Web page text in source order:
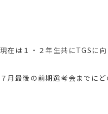
現在は１・２年生共にTGSに向
７月最後の前期選考会までに